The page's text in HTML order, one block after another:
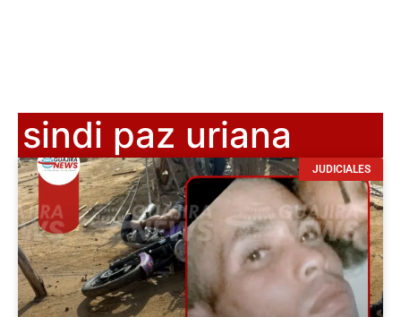
sindi paz uriana
JUDICIALES